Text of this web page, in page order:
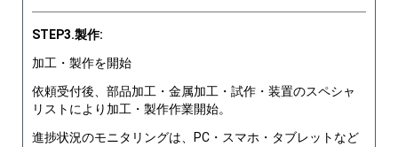
STEP3.製作:
加工・製作を開始
依頼受付後、部品加工・金属加工・試作・装置のスペシャ
リストにより加工・製作作業開始。
進捗状況のモニタリングは、PC・スマホ・タブレットなど